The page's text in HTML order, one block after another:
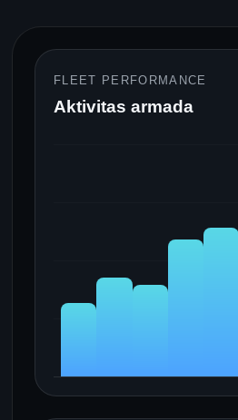
FLEET PERFORMANCE
Aktivitas armada